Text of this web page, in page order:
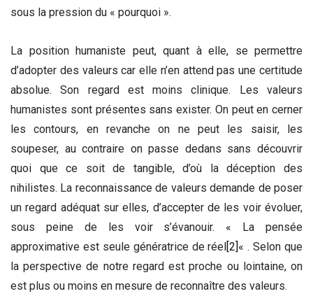
sous la pression du « pourquoi ».
La position humaniste peut, quant à elle, se permettre
d’adopter des valeurs car elle n’en attend pas une certitude
absolue. Son regard est moins clinique. Les valeurs
humanistes sont présentes sans exister. On peut en cerner
les contours, en revanche on ne peut les saisir, les
soupeser, au contraire on passe dedans sans découvrir
quoi que ce soit de tangible, d’où la déception des
nihilistes. La reconnaissance de valeurs demande de poser
un regard adéquat sur elles, d’accepter de les voir évoluer,
sous peine de les voir s’évanouir. « La pensée
approximative est seule génératrice de réel[2]« . Selon que
la perspective de notre regard est proche ou lointaine, on
est plus ou moins en mesure de reconnaître des valeurs.